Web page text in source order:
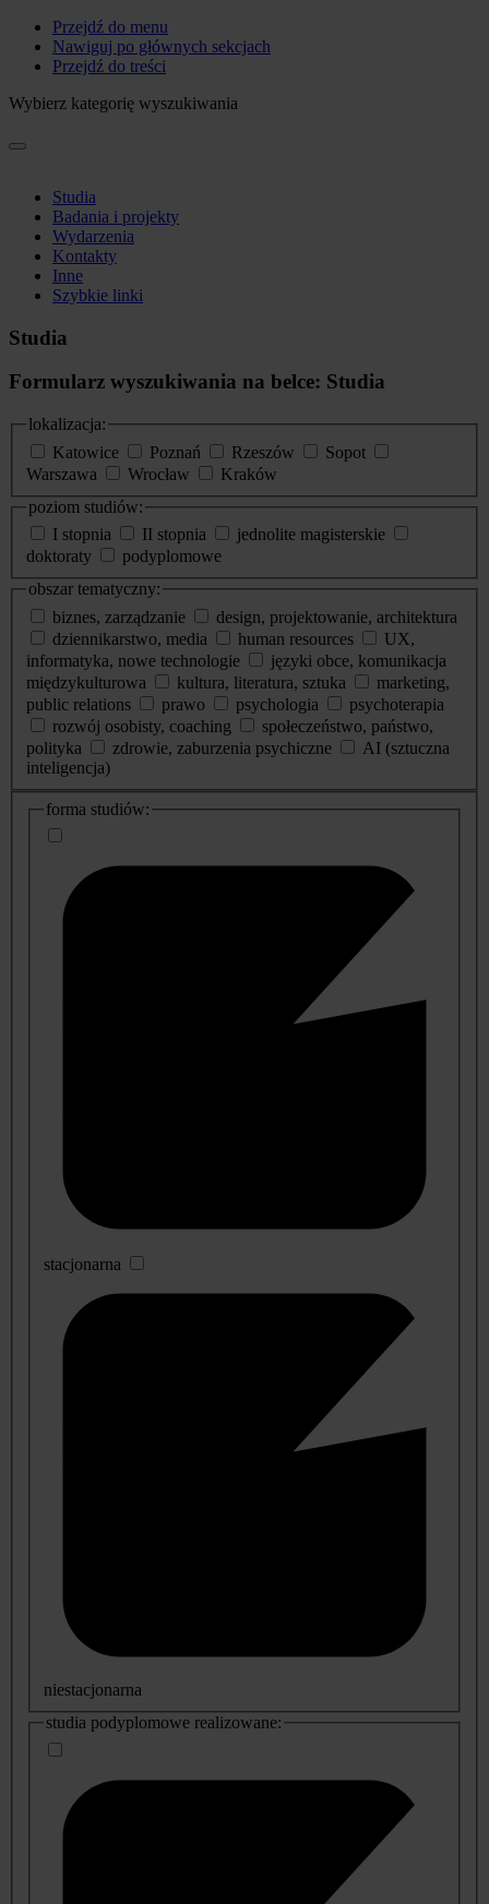
Przejdź do menu
Nawiguj po głównych sekcjach
Przejdź do treści
Wybierz kategorię wyszukiwania
Studia
Badania i projekty
Wydarzenia
Kontakty
Inne
Szybkie linki
Studia
Formularz wyszukiwania na belce: Studia
lokalizacja:
Katowice
Poznań Rzeszów
Sopot
Warszawa
Wrocław
Kraków
poziom studiów:
I stopnia
II stopnia
jednolite magisterskie
doktoraty
podyplomowe
obszar tematyczny:
biznes, zarządzanie
design, projektowanie, architektura
dziennikarstwo, media
human resources
UX,
informatyka, nowe technologie
języki obce, komunikacja
międzykulturowa
kultura, literatura, sztuka
marketing,
public relations
prawo psychologia
psychoterapia
rozwój osobisty, coaching
społeczeństwo, państwo,
polityka
zdrowie, zaburzenia psychiczne
AI (sztuczna
inteligencja)
dodatkowe
informacje
forma studiów:
stacjonarna
niestacjonarna
studia podyplomowe realizowane: